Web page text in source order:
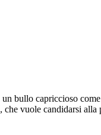
bullo capriccioso
vuole candidarsi